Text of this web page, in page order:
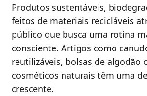
Produtos sustentáveis,
feitos de materiais recicláveis
público que busca uma rotina
consciente. Artigos como
reutilizáveis, bolsas de algodão
cosméticos naturais têm uma
crescente.